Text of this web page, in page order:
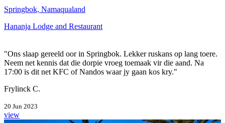
Springbok, Namaqualand
Hananja Lodge and Restaurant
"Ons slaap gereeld oor in Springbok. Lekker ruskans op lang toere.
Neem net kennis dat die dorpie vroeg toemaak vir die aand. Na
17:00 is dit net KFC of Nandos waar jy gaan kos kry."
Frylinck C.
20 Jun 2023
view